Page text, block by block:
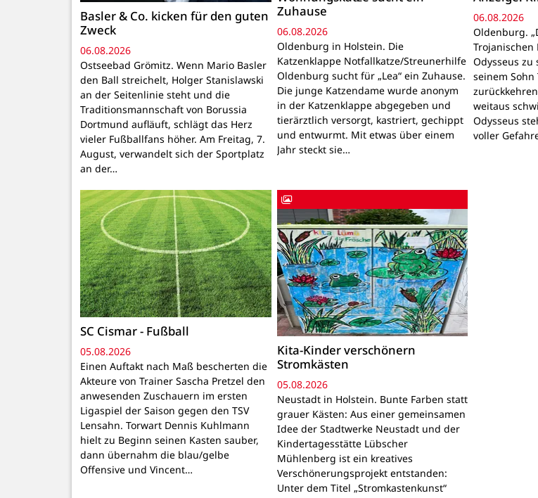
Basler & Co. kicken für den guten
Zweck
06.08.2026
Ostseebad Grömitz. Wenn Mario Basler
den Ball streichelt, Holger Stanislawski
an der Seitenlinie steht und die
Traditionsmannschaft von Borussia
Dortmund aufläuft, schlägt das Herz
vieler Fußballfans höher. Am Freitag, 7.
August, verwandelt sich der Sportplatz
an der…
Zuhause
06.08.2026
Oldenburg in Holstein. Die
Katzenklappe Notfallkatze/Streunerhilfe
Oldenburg sucht für „Lea“ ein Zuhause.
Die junge Katzendame wurde anonym
in der Katzenklappe abgegeben und
tierärztlich versorgt, kastriert, gechippt
und entwurmt. Mit etwas über einem
Jahr steckt sie…
06.08.2026
Oldenburg.
Trojanischen
Odysseus zu
seinem Sohn
weitaus
Odysseus
voller
SC Cismar - Fußball
05.08.2026
Einen Auftakt nach Maß bescherten die
Akteure von Trainer Sascha Pretzel den
anwesenden Zuschauern im ersten
Ligaspiel der Saison gegen den TSV
Lensahn. Torwart Dennis Kuhlmann
hielt zu Beginn seinen Kasten sauber,
dann übernahm die blau/gelbe
Offensive und Vincent…
Kita-Kinder verschönern
Stromkästen
05.08.2026
Neustadt in Holstein. Bunte Farben statt
grauer Kästen: Aus einer gemeinsamen
Idee der Stadtwerke Neustadt und der
Kindertagesstätte Lübscher
Mühlenberg ist ein kreatives
Verschönerungsprojekt entstanden:
Unter dem Titel „Stromkastenkunst“